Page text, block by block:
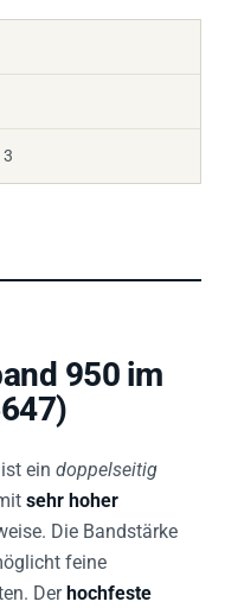
950 im
ist ein doppelseitig
sehr hoher
Die Bandstärke
feine
Derhochfeste